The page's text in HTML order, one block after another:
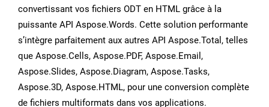
convertissant vos fichiers ODT en HTML grâce à la
puissante API Aspose.Words. Cette solution performante
s’intègre parfaitement aux autres API Aspose.Total, telles
que Aspose.Cells, Aspose.PDF, Aspose.Email,
Aspose.Slides, Aspose.Diagram, Aspose.Tasks,
Aspose.3D, Aspose.HTML, pour une conversion complète
de fichiers multiformats dans vos applications.